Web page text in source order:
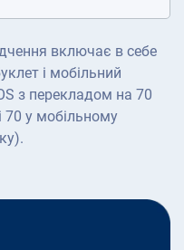
включає в себе
і мобільний
з перекладом на 70
70 у мобільному